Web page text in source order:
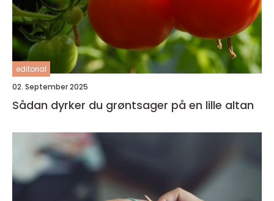
editorial
02. September 2025
Sådan dyrker du grøntsager på en lille altan